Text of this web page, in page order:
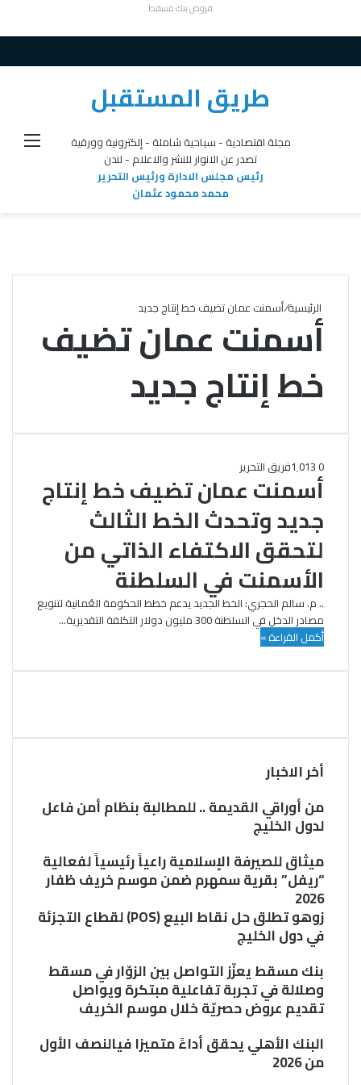
قروض بنك مسقط
طريق المستقبل
مجلة اقتصادية - سياحية شاملة - إلكترونية وورقية
تصدر عن الانوار للنشر والاعلام - لندن
رئيس مجلس الادارة ورئيس التحرير
محمد محمود عثمان
الرئيسية/أسمنت عمان تضيف خط إنتاج جديد
أسمنت عمان تضيف
خط إنتاج جديد
فريق التحرير 0
أسمنت عمان تضيف خط إنتاج
جديد وتحدث الخط الثالث
لتحقق الاكتفاء الذاتي من
الأسمنت في السلطنة
.. م. سالم الحجري: الخط الجديد يدعم خطط الحكومة العُمانية لتنويع
مصادر الدخل في السلطنة 300 مليون دولار التكلفة التقديرية…
أكمل القراءة »
أخر الاخبار
من أوراقي القديمة .. للمطالبة بنظام أمن فاعل
لدول الخليج
ميثاق للصيرفة الإسلامية راعياً رئيسياً لفعالية
“ريفل” بقرية سمهرم ضمن موسم خريف ظفار
2026
زوهو تطلق حل نقاط البيع (POS) لقطاع التجزئة
في دول الخليج
بنك مسقط يعزّز التواصل بين الزوّار في مسقط
وصلالة في تجربة تفاعلية مبتكرة ويواصل
تقديم عروض حصريّة خلال موسم الخريف
البنك الأهلي يحقق أداءً متميزا فيالنصف الأول
من 2026